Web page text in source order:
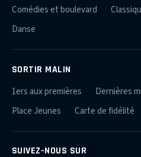
Comédies et boulevard
Danse
SORTIR MALIN
1ers aux premières Dernières
Place Jeunes
Carte de fidélité
SUIVEZ-NOUS SUR